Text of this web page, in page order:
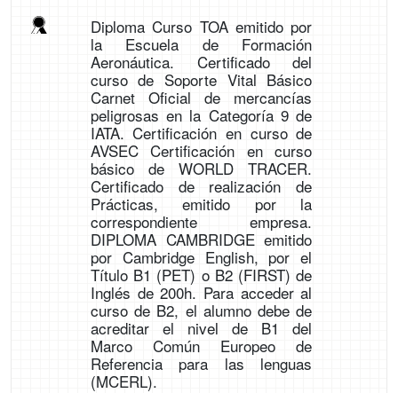
Diploma Curso TOA emitido por
la Escuela de Formación
Aeronáutica. Certificado del
curso de Soporte Vital Básico
Carnet Oficial de mercancías
peligrosas en la Categoría 9 de
IATA. Certificación en curso de
AVSEC Certificación en curso
básico de WORLD TRACER.
Certificado de realización de
Prácticas, emitido por la
correspondiente empresa.
DIPLOMA CAMBRIDGE emitido
por Cambridge English, por el
Título B1 (PET) o B2 (FIRST) de
Inglés de 200h. Para acceder al
curso de B2, el alumno debe de
acreditar el nivel de B1 del
Marco Común Europeo de
Referencia para las lenguas
(MCERL).